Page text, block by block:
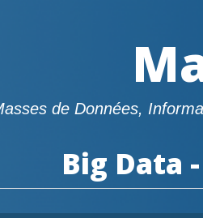
de Données,
Big Data